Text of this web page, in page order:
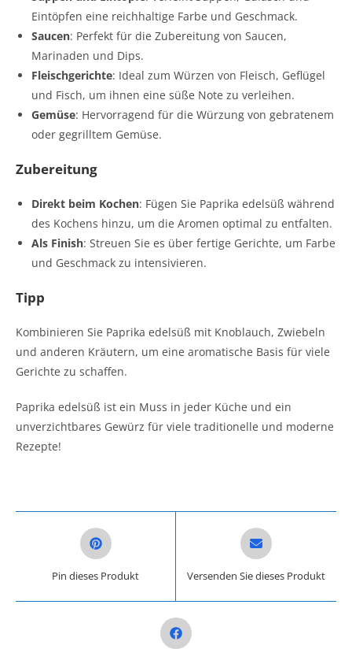
Eintöpfen eine reichhaltige Farbe und Geschmack.
Saucen: Perfekt für die Zubereitung von Saucen,
Marinaden und Dips.
Fleischgerichte: Ideal zum Würzen von Fleisch, Geflügel
und Fisch, um ihnen eine süße Note zu verleihen.
Gemüse: Hervorragend für die Würzung von gebratenem
oder gegrilltem Gemüse.
Zubereitung
Direkt beim Kochen: Fügen Sie Paprika edelsüß während
des Kochens hinzu, um die Aromen optimal zu entfalten.
Als Finish: Streuen Sie es über fertige Gerichte, um Farbe
und Geschmack zu intensivieren.
Tipp
Kombinieren Sie Paprika edelsüß mit Knoblauch, Zwiebeln
und anderen Kräutern, um eine aromatische Basis für viele
Gerichte zu schaffen.
Paprika edelsüß ist ein Muss in jeder Küche und ein
unverzichtbares Gewürz für viele traditionelle und moderne
Rezepte!
Opens in a new window
Pin dieses Produkt
Opens in a new
Versenden Sie dieses Produkt
Opens in a new window